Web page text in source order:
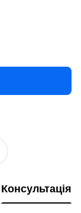
Консультація